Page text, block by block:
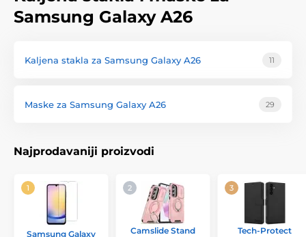
Samsung Galaxy A26
Kaljena stakla za Samsung Galaxy A26 11
Maske za Samsung Galaxy A26 29
Najprodavaniji proizvodi
Samsung Galaxy
Camslide Stand
Tech-Protect